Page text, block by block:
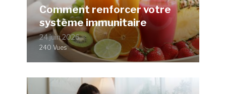
Comment renforcer votre
système immunitaire
24 juin 2026
240 Vues